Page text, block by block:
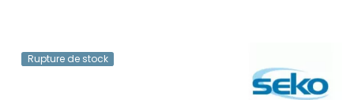
Rupture de stock